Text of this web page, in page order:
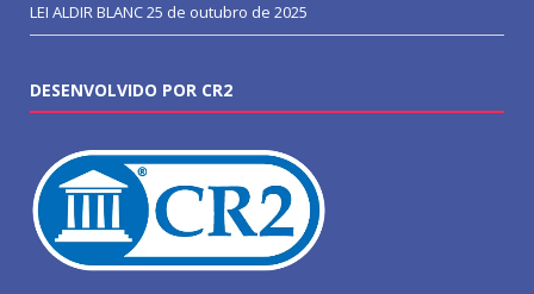
LEI ALDIR BLANC25 de outubro de 2025
DESENVOLVIDO POR CR2